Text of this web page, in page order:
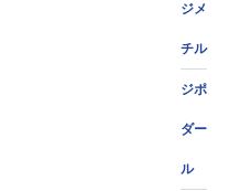
ジメ
チル
ジポ
ダー
ル